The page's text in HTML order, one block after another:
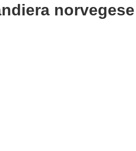
norvegese